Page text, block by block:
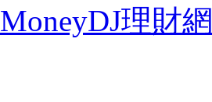
MoneyDJ理財網